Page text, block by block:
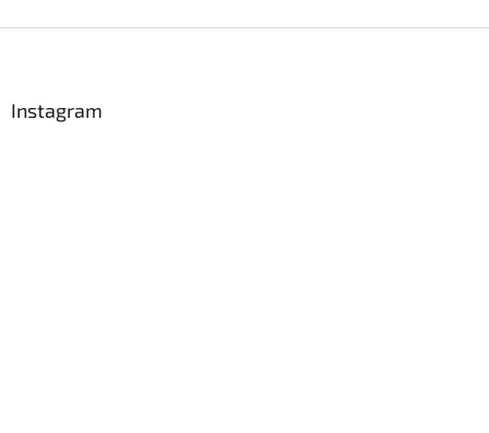
Instagram